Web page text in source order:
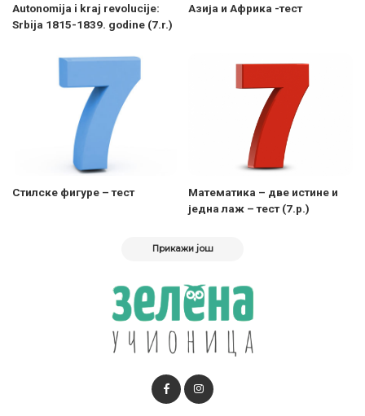
Autonomija i kraj revolucije:
Srbija 1815-1839. godine (7.r.)
Азија и Африка -тест
Стилске фигуре – тест
Математика – две истине и
једна лаж – тест (7.р.)
Прикажи још